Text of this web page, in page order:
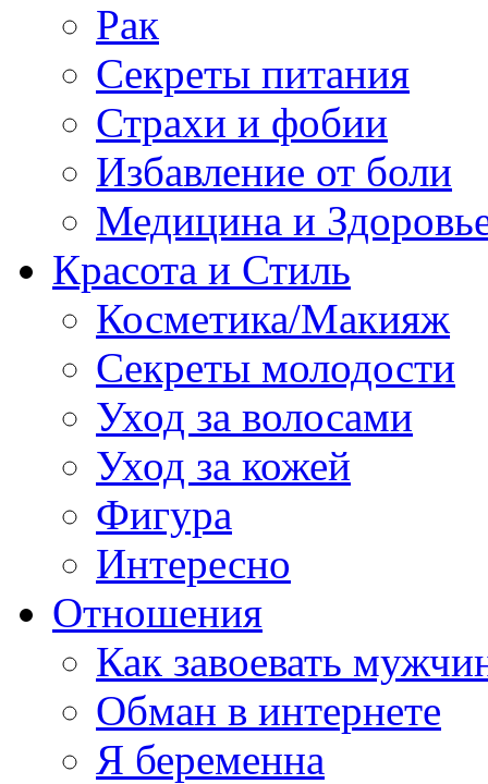
Рак
Секреты питания
Страхи и фобии
Избавление от боли
Медицина и
Красота и Стиль
Косметика/Макияж
Секреты молодости
Уход за волосами
Уход за кожей
Фигура
Интересно
Отношения
Как завоевать
Обман в интернете
Я беременна